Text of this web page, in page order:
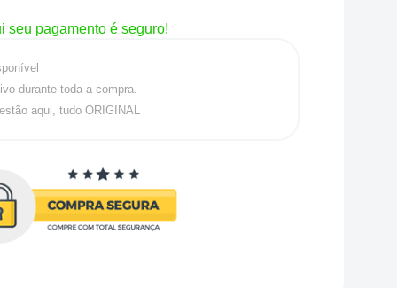
seu pagamento é seguro!
durante toda a compra.
aqui, tudo ORIGINAL